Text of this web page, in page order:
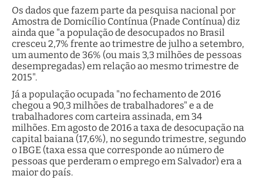
Os dados que fazem parte da pesquisa nacional por
Amostra de Domicílio Contínua (Pnade Contínua) diz
ainda que "a população de desocupados no Brasil
cresceu 2,7% frente ao trimestre de julho a setembro,
um aumento de 36% (ou mais 3,3 milhões de pessoas
desempregadas) em relação ao mesmo trimestre de
2015".
Já a população ocupada "no fechamento de 2016
chegou a 90,3 milhões de trabalhadores" e a de
trabalhadores com carteira assinada, em 34
milhões. Em agosto de 2016 a taxa de desocupação na
capital baiana (17,6%), no segundo trimestre, segundo
o IBGE (taxa essa que corresponde ao número de
pessoas que perderam o emprego em Salvador) era a
maior do país.